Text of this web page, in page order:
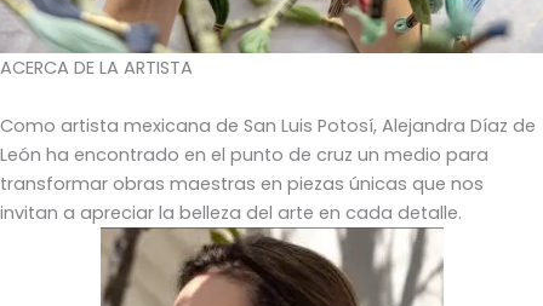
ACERCA DE LA ARTISTA
Como artista mexicana de San Luis Potosí, Alejandra Díaz de
León ha encontrado en el punto de cruz un medio para
transformar obras maestras en piezas únicas que nos
invitan a apreciar la belleza del arte en cada detalle.